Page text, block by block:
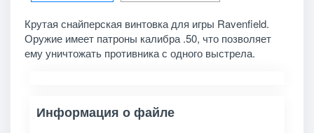
Крутая снайперская винтовка для игры Ravenfield.
Оружие имеет патроны калибра .50, что позволяет
ему уничтожать противника с одного выстрела.
Информация о файле